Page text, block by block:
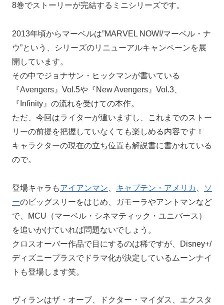
8巻でストーリーが完結するミニシリーズです。
2013年頃からマーベルは”MARVEL NOW!/マーベル・ナ
ウ”という、シリーズのリニューアルキャンペーンを展
開しています。
その中でジョナサン・ヒックマンが書いている
『Avengers』Vol.5や『New Avengers』Vol.3、
『Infinity』の流れを受けての本作。
ただ、今回はライターが違いますし、これまでのストー
リーの前提を把握していなくても楽しめる内容です！
キャラクターの現在の立ち位置も解説書に書かれている
ので。
登場キャラもアイアンマン キャプテン・アメリカ
ソ
ーのビッグスリーをはじめ、ガモーラやアントマンなど
で、MCU（マーベル・シネマティック・ユニバース）
を追いかけていれば問題ないでしょう。
クロスオーバー作品で目にするのは稀ですが、Disney+/
ディズニープラスでドラマ化が決定しているムーンナイ
トも登場します笑。
ヴィランはザ・オーブ、ドクター・マイダス、エクスタ